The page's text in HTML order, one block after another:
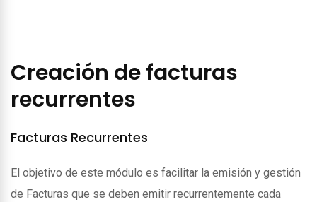
Creación de facturas
recurrentes
Facturas Recurrentes
El objetivo de este módulo es facilitar la emisión y gestión
de Facturas que se deben emitir recurrentemente cada